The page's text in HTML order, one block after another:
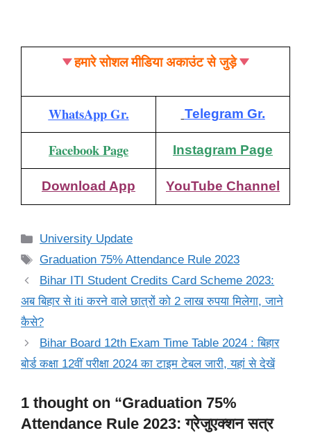
हमारे सोशल मीडिया अकाउंट से जुड़े
WhatsApp Gr. Telegram Gr.
Facebook Page Instagram Page
Download App YouTube Channel
Categories
University Update
Tags
Graduation 75% Attendance Rule 2023
Bihar ITI Student Credits Card Scheme 2023:
अब बिहार से iti करने वाले छात्रों को 2 लाख रुपया मिलेगा, जाने
कैसे?
Bihar Board 12th Exam Time Table 2024 : बिहार
बोर्ड कक्षा 12वीं परीक्षा 2024 का टाइम टेबल जारी, यहां से देखें
1 thought on “Graduation 75%
Attendance Rule 2023: ग्रेजुएक्शन सत्र